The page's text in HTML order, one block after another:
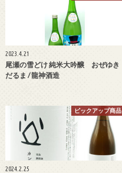
2023.4.21
尾瀬の雪どけ 純米大吟醸 おぜゆき
だるま / 龍神酒造
ピックアップ商品
2024.2.25